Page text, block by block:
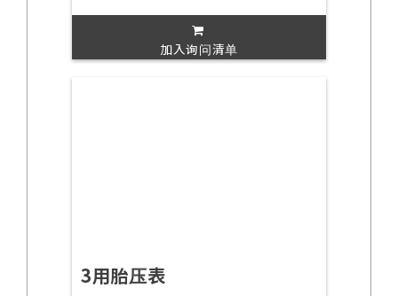
加入询问清单
3用胎压表